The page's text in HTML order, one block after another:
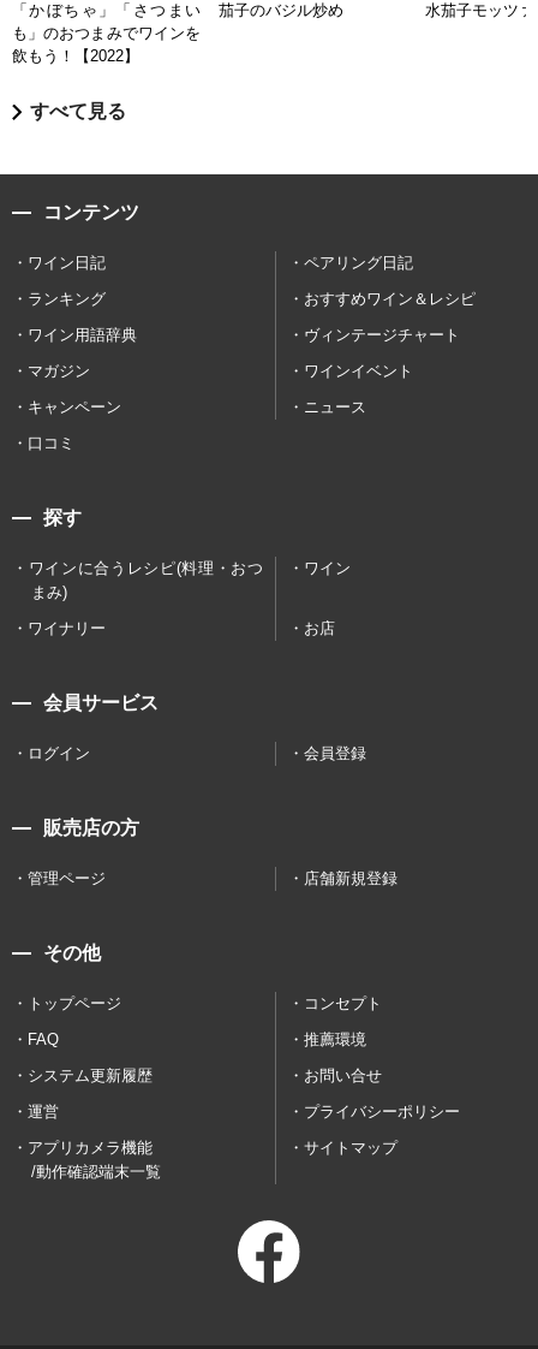
「かぼちゃ」「さつまい
も」のおつまみでワインを
飲もう！【2022】
茄子のバジル炒め 水茄子モッツァ
すべて見る
コンテンツ
ワイン日記
ペアリング日記
ランキング
おすすめワイン＆レシピ
ワイン用語辞典
ヴィンテージチャート
マガジン
ワインイベント
キャンペーン
ニュース
口コミ
探す
ワインに合うレシピ(料理・おつ
まみ)
ワイン
ワイナリー お店
会員サービス
ログイン 会員登録
販売店の方
管理ページ 店舗新規登録
その他
トップページ
コンセプト
FAQ
推薦環境
システム更新履歴
お問い合せ
運営
プライバシーポリシー
アプリカメラ機能
/動作確認端末一覧
サイトマップ